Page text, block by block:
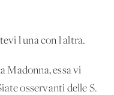
l'una con l'altra.
Madonna, essa vi
osservanti delle S.